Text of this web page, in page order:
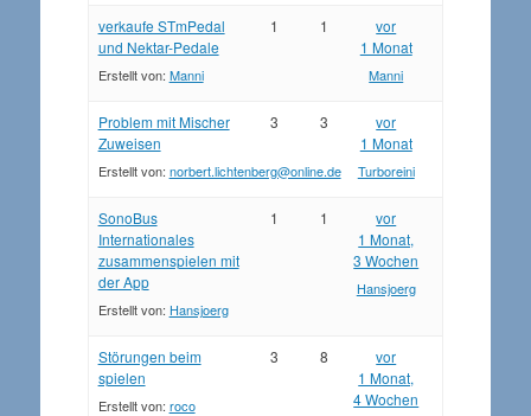
verkaufe STmPedal
und Nektar-Pedale
Erstellt von: Manni
1 1
vor
1 Monat
Manni
Problem mit Mischer
Zuweisen
Erstellt von: norbert.lichtenberg@online.de
3 3
vor
1 Monat
Turboreini
SonoBus
Internationales
zusammenspielen mit
der App
Erstellt von: Hansjoerg
1 1
vor
1 Monat,
3 Wochen
Hansjoerg
Störungen beim
spielen
Erstellt von: roco
3 8
vor
1 Monat,
4 Wochen